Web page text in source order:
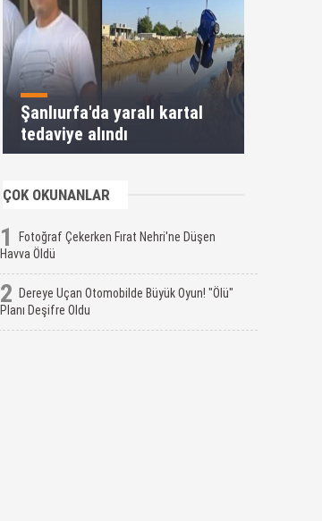
Şanlıurfa'da yaralı kartal
tedaviye alındı
ÇOK OKUNANLAR
1
Fotoğraf Çekerken Fırat Nehri'ne Düşen
Havva Öldü
2
Dereye Uçan Otomobilde Büyük Oyun! "Ölü"
Planı Deşifre Oldu